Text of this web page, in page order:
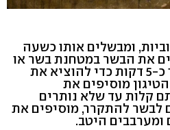
ומבשלים אותו כשעה
את הבשר במטחנת בשר או
בלנדר, ומטגנים במשך כ-5 דקות כדי להוציא את
מוסיפים את
קלות עד שלא נותרים
לבשר להתקרר, מוסיפים את
ומערבבים היטב.